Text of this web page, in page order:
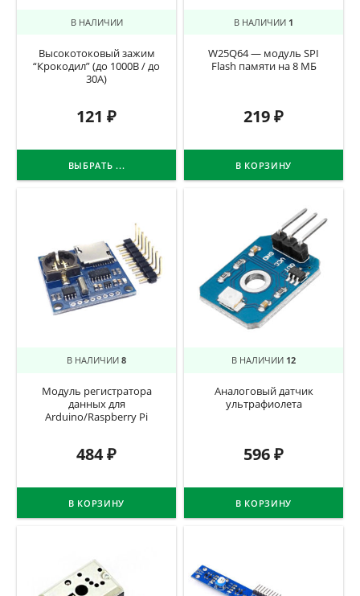
В НАЛИЧИИ
Высокотоковый зажим
“Крокодил” (до 1000В / до
30А)
121 ₽
ВЫБРАТЬ ...
В НАЛИЧИИ 1
W25Q64 — модуль SPI
Flash памяти на 8 МБ
219₽
В КОРЗИНУ
В НАЛИЧИИ 8
Модуль регистратора
данных для
Arduino/Raspberry Pi
484₽
В КОРЗИНУ
В НАЛИЧИИ 12
Аналоговый датчик
ультрафиолета
596₽
В КОРЗИНУ